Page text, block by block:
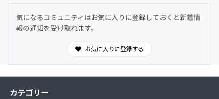
気になるコミュニティはお気に入りに登録しておくと新着情
報の通知を受け取れます。
お気に入りに登録する
カテゴリー